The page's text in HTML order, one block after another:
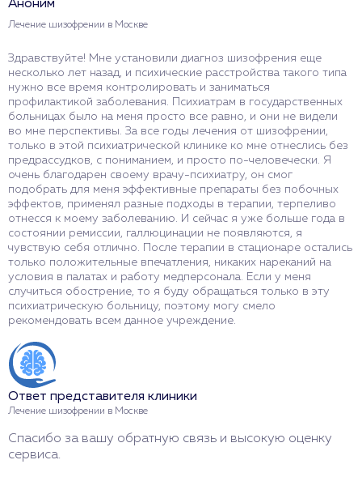
Аноним
Лечение шизофрении в Москве
Здравствуйте! Мне установили диагноз шизофрения еще
несколько лет назад, и психические расстройства такого типа
нужно все время контролировать и заниматься
профилактикой заболевания. Психиатрам в государственных
больницах было на меня просто все равно, и они не видели
во мне перспективы. За все годы лечения от шизофрении,
только в этой психиатрической клинике ко мне отнеслись без
предрассудков, с пониманием, и просто по-человечески. Я
очень благодарен своему врачу-психиатру, он смог
подобрать для меня эффективные препараты без побочных
эффектов, применял разные подходы в терапии, терпеливо
отнесся к моему заболеванию. И сейчас я уже больше года в
состоянии ремиссии, галлюцинации не появляются, я
чувствую себя отлично. После терапии в стационаре остались
только положительные впечатления, никаких нареканий на
условия в палатах и работу медперсонала. Если у меня
случиться обострение, то я буду обращаться только в эту
психиатрическую больницу, поэтому могу смело
рекомендовать всем данное учреждение.
Ответ представителя клиники
Лечение шизофрении в Москве
Спасибо за вашу обратную связь и высокую оценку
сервиса.